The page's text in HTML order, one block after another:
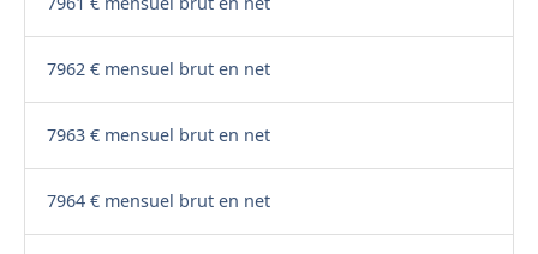
7962 € mensuel brut en net
7963 € mensuel brut en net
7964 € mensuel brut en net